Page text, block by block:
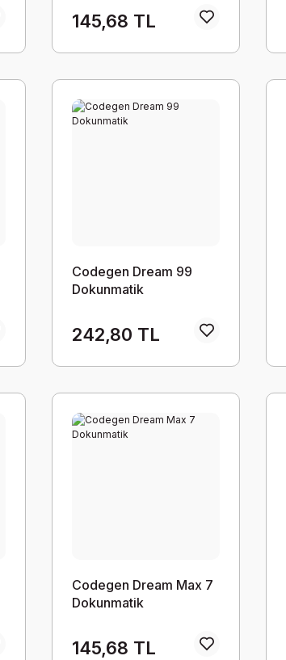
145,68 TL
Codegen Dream 99
Dokunmatik
242,80 TL
Codegen Dream Max 7
Dokunmatik
145,68 TL